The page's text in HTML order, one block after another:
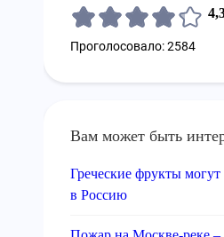
Проголосовало: 2584
Вам может быть
Греческие фрукты могут
в Россию